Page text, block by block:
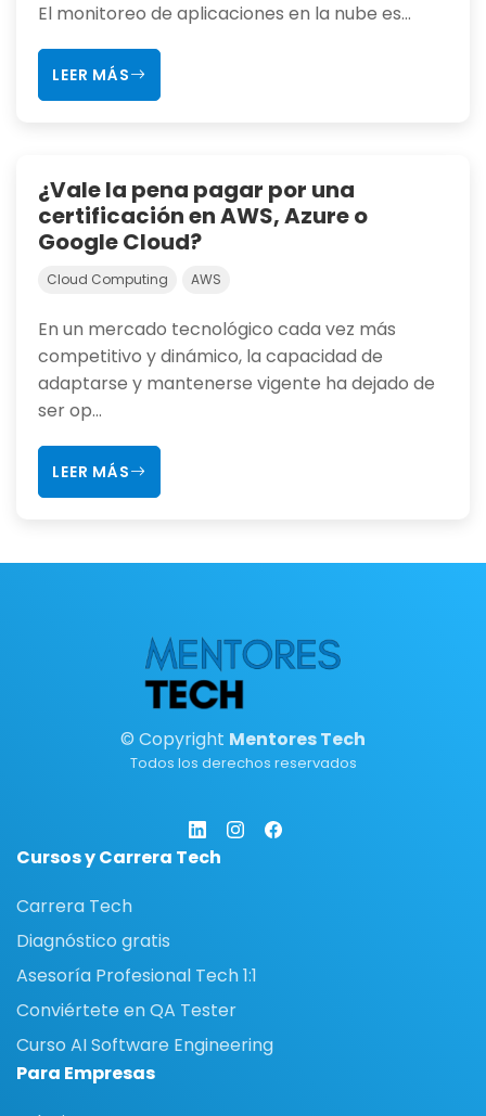
El monitoreo de aplicaciones en la nube es...
LEER MÁS
¿Vale la pena pagar por una
certificación en AWS, Azure o
Google Cloud?
Cloud Computing AWS
En un mercado tecnológico cada vez más
competitivo y dinámico, la capacidad de
adaptarse y mantenerse vigente ha dejado de
ser op...
LEER MÁS
© Copyright Mentores Tech
Todos los derechos reservados
Cursos y Carrera Tech
Carrera Tech
Diagnóstico gratis
Asesoría Profesional Tech 1:1
Conviértete en QA Tester
Curso AI Software Engineering
Para Empresas